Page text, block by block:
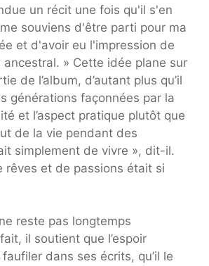
un récit une fois qu'il s'en
souviens d'être parti pour ma
et d'avoir eu l'impression de
» Cette idée plane sur
de l’album, d’autant plus qu’il
générations façonnées par la
et l’aspect pratique plutôt que
de la vie pendant des
simplement de vivre », dit-il.
rêves et de passions était si
reste pas longtemps
il soutient que l’espoir
dans ses écrits, qu’il le